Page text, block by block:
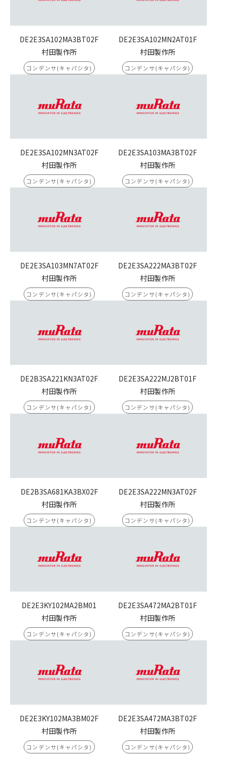
DE2E3SA102MA3BT02F
村田製作所
コンデンサ(キャパシタ)
DE2E3SA102MN2AT01F
村田製作所
コンデンサ(キャパシタ)
DE2E3SA102MN3AT02F
村田製作所
コンデンサ(キャパシタ)
DE2E3SA103MA3BT02F
村田製作所
コンデンサ(キャパシタ)
DE2E3SA103MN7AT02F
村田製作所
コンデンサ(キャパシタ)
DE2E3SA222MA3BT02F
村田製作所
コンデンサ(キャパシタ)
DE2B3SA221KN3AT02F
村田製作所
コンデンサ(キャパシタ)
DE2E3SA222MJ2BT01F
村田製作所
コンデンサ(キャパシタ)
DE2B3SA681KA3BX02F
村田製作所
コンデンサ(キャパシタ)
DE2E3SA222MN3AT02F
村田製作所
コンデンサ(キャパシタ)
DE2E3KY102MA2BM01
村田製作所
コンデンサ(キャパシタ)
DE2E3SA472MA2BT01F
村田製作所
コンデンサ(キャパシタ)
DE2E3KY102MA3BM02F
村田製作所
コンデンサ(キャパシタ)
DE2E3SA472MA3BT02F
村田製作所
コンデンサ(キャパシタ)